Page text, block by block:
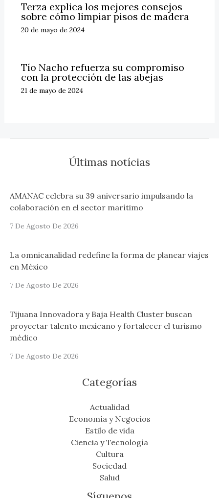
Terza explica los mejores consejos
sobre cómo limpiar pisos de madera
20 de mayo de 2024
Tío Nacho refuerza su compromiso
con la protección de las abejas
21 de mayo de 2024
Últimas notícias
AMANAC celebra su 39 aniversario impulsando la
colaboración en el sector marítimo
7 De Agosto De 2026
La omnicanalidad redefine la forma de planear viajes
en México
7 De Agosto De 2026
Tijuana Innovadora y Baja Health Cluster buscan
proyectar talento mexicano y fortalecer el turismo
médico
7 De Agosto De 2026
Categorías
Actualidad
Economía y Negocios
Estilo de vida
Ciencia y Tecnología
Cultura
Sociedad
Salud